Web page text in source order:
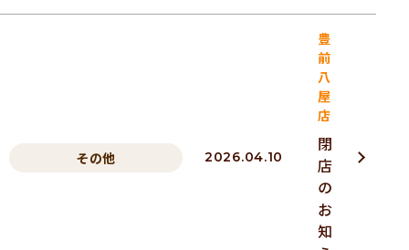
その他 2026.04.10
豊
前
八
屋
店
閉
店
の
お
知